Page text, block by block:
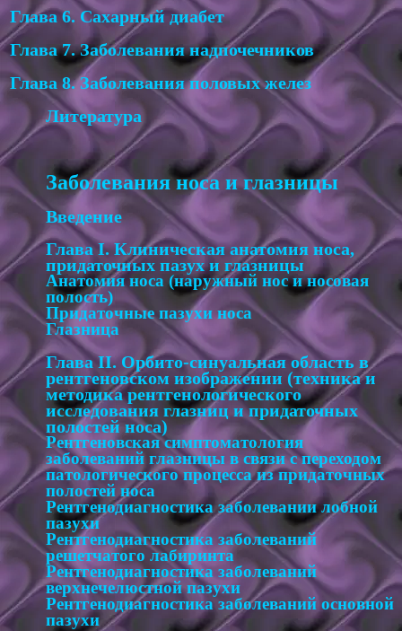
Глава 6. Сахарный диабет
Глава 7. Заболевания надпочечников
Глава 8. Заболевания половых желез
Литература
Заболевания носа и глазницы
Введение
Глава I. Клиническая анатомия носа,
придаточных пазух и глазницы
Анатомия носа (наружный нос и носовая
полость)
Придаточные пазухи носа
Глазница
Глава II. Орбито-синуальная область в
рентгеновском изображении (техника и
методика рентгенологического
исследования глазниц и придаточных
полостей носа)
Рентгеновская симптоматология
заболеваний глазницы в связи с переходом
патологического процесса из придаточных
полостей носа
Рентгенодиагностика заболевании лобной
пазухи
Рентгенодиагностика заболеваний
решетчатого лабиринта
Рентгенодиагностика заболеваний
верхнечелюстной пазухи
Рентгенодиагностика заболеваний основной
пазухи